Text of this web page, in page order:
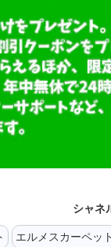
シャネ
エルメスカーペット